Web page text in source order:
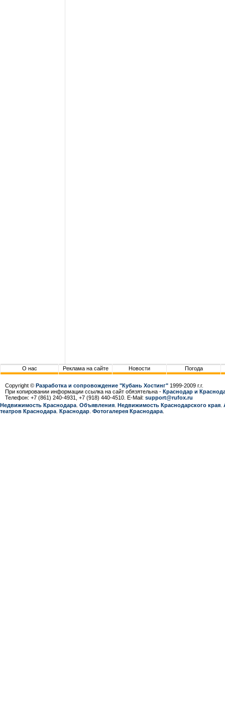
О нас Реклама на сайте Новости Погода
Copyright © Разработка и сопровождение "Кубань Хостинг" 1999-2009 г.г.
При копировании информации ссылка на сайт обязятельна - Краснодар и
Телефон: +7 (861) 240-4931, +7 (918) 440-4510. E-Mail: support@rufox.ru
Недвижимость Краснодара Объявления Недвижимость Краснодарcкого края
театров Краснодара Краснодар Фотогалерея Краснодара